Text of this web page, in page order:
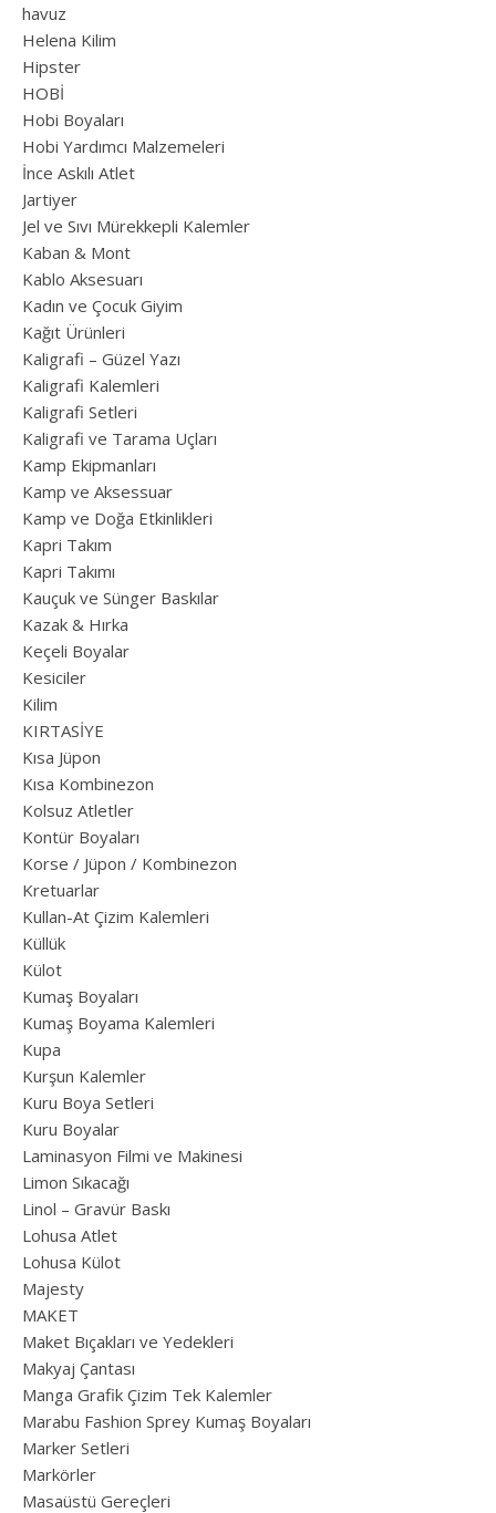
havuz
Helena Kilim
Hipster
HOBİ
Hobi Boyaları
Hobi Yardımcı Malzemeleri
İnce Askılı Atlet
Jartiyer
Jel ve Sıvı Mürekkepli Kalemler
Kaban & Mont
Kablo Aksesuarı
Kadın ve Çocuk Giyim
Kağıt Ürünleri
Kaligrafi – Güzel Yazı
Kaligrafi Kalemleri
Kaligrafi Setleri
Kaligrafi ve Tarama Uçları
Kamp Ekipmanları
Kamp ve Aksessuar
Kamp ve Doğa Etkinlikleri
Kapri Takım
Kapri Takımı
Kauçuk ve Sünger Baskılar
Kazak & Hırka
Keçeli Boyalar
Kesiciler
Kilim
KIRTASİYE
Kısa Jüpon
Kısa Kombinezon
Kolsuz Atletler
Kontür Boyaları
Korse / Jüpon / Kombinezon
Kretuarlar
Kullan-At Çizim Kalemleri
Küllük
Külot
Kumaş Boyaları
Kumaş Boyama Kalemleri
Kupa
Kurşun Kalemler
Kuru Boya Setleri
Kuru Boyalar
Laminasyon Filmi ve Makinesi
Limon Sıkacağı
Linol – Gravür Baskı
Lohusa Atlet
Lohusa Külot
Majesty
MAKET
Maket Bıçakları ve Yedekleri
Makyaj Çantası
Manga Grafik Çizim Tek Kalemler
Marabu Fashion Sprey Kumaş Boyaları
Marker Setleri
Markörler
Masaüstü Gereçleri